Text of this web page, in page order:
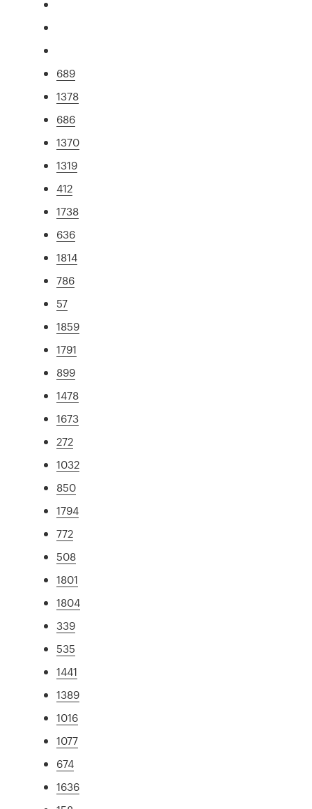
689
1378
686
1370
1319
412
1738
636
1814
786
57
1859
1791
899
1478
1673
272
1032
850
1794
772
508
1801
1804
339
535
1441
1389
1016
1077
674
1636